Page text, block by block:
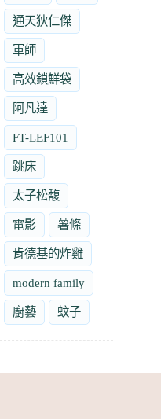
通天狄仁傑
軍師
高效鎖鮮袋
阿凡達
FT-LEF101
跳床
太子松馥
電影 薯條
肯德基的炸雞
modern family
廚藝 蚊子